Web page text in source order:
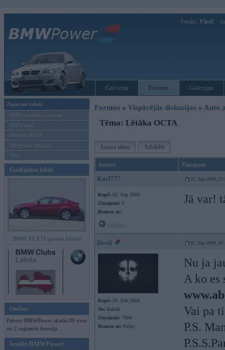
Sveiks, Viesi!
Galvenā Forums Galerijas
Ziņas un raksti
BMW modeļu jaunumi
BMW testi
Mēneša BMW
Sērijveida tūnings
Vel...
Gadījuma bilde
BMW X6 E71 (preses bildes)
Online
Pašreiz BMWPower skatās 89 viesi
un 2 reģistrēti lietotāji.
Ienākt BMWPower
Forums » Vispārējās diskusijas » Auto
Tēma: Lētāka OCTA
Jauna tēma Atbildēt
Autors Ziņojums
Karl777 07. Sep 2009,
Kopš: 02. Sep 2009
Ziņojumi: 5
Braucu ar:
Jā var!
Devil 07. Sep 2009,
Kopš: 20. Feb 2004
No: Baloži
Ziņojumi: 7004
Braucu ar: Pulju
Nu ja
A ko es
Vai pa
P.S.